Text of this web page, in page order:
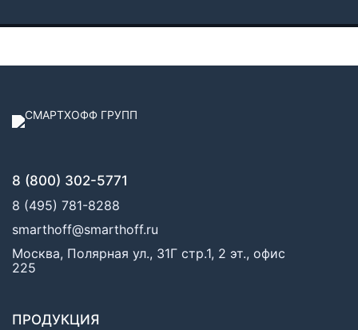
8 (800) 302-5771
8 (495) 781-8288
smarthoff@smarthoff.ru
Москва, Полярная ул., 31Г стр.1, 2 эт., офис
225
ПРОДУКЦИЯ